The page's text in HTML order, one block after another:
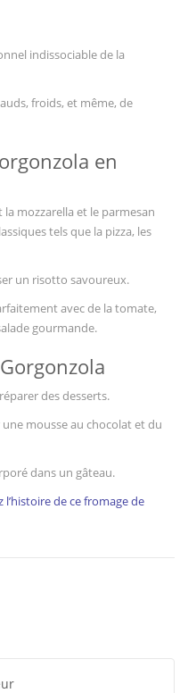
indissociable de la
froids, et même, de
en
mozzarella et le parmesan
tels que la pizza, les
un risotto savoureux.
avec de la tomate,
gourmande.
des desserts.
mousse au chocolat et du
dans un gâteau.
de ce fromage de